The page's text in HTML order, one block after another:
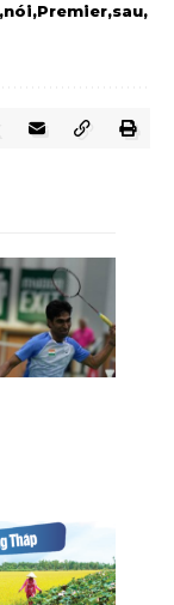
nói Premier sau